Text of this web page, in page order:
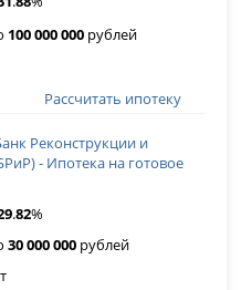
100 000 000 рублей
Рассчитать ипотеку
Реконструкции и
- Ипотека на готовое
.82%
30 000 000 рублей